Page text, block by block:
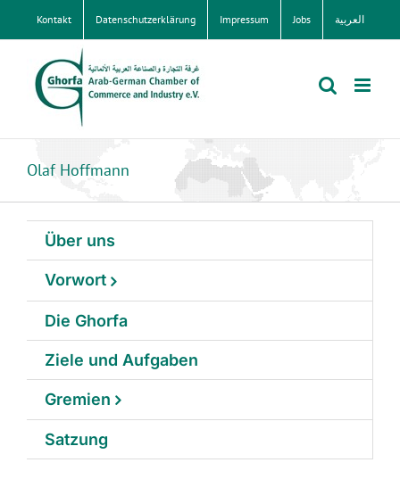
Kontakt Datenschutzerklärung Impressum Jobs العربية
Olaf Hoffmann
Über uns
Vorwort
Die Ghorfa
Ziele und Aufgaben
Gremien
Satzung